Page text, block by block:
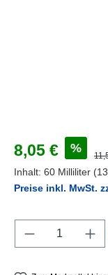
Verkaufspreis:
8,05 € %
Inhalt: 60 Milliliter
Preise inkl. MwSt.
Produkt